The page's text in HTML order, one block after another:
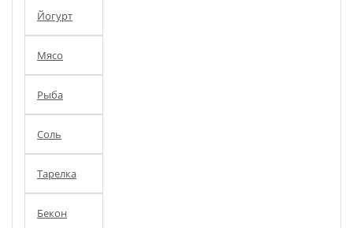
Йогурт
Мясо
Рыба
Соль
Тарелка
Бекон